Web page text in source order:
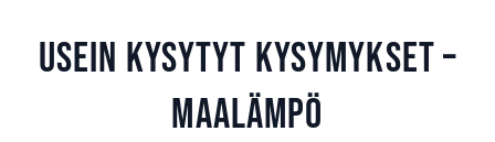
Usein kysytyt kysymykset –
Maalämpö